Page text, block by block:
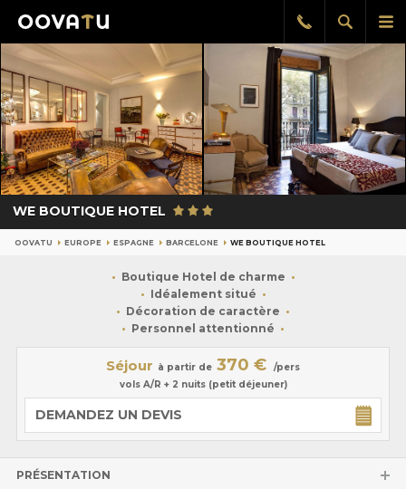
le
Afficher
la
Rappel
gratuit
WE BOUTIQUE HOTEL
OOVATU EUROPE ESPAGNE BARCELONE WE BOUTIQUE HOTEL
Boutique Hotel de charme
Idéalement situé
Décoration de caractère
Personnel attentionné
Séjour à partir de 370 €
/pers
vols A/R + 2 nuits (petit déjeuner)
DEMANDEZ UN DEVIS
PRÉSENTATION